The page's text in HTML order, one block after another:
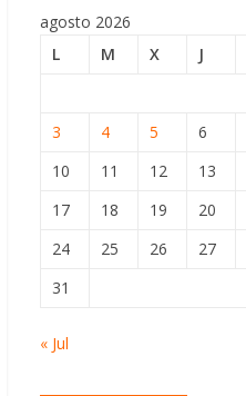
agosto 2026
L
M X J
3
4 5 6
10
11 12 13
17
18 19 20
24
25 26 27
31
« Jul